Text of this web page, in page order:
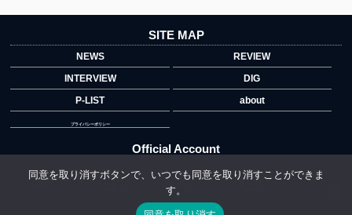
SITE MAP
NEWS
REVIEW
INTERVIEW
DIG
P-LIST
about
プライバシーポリシー
Official Account
同意を取り消すボタンで、いつでも同意を取り消すことができま
す。